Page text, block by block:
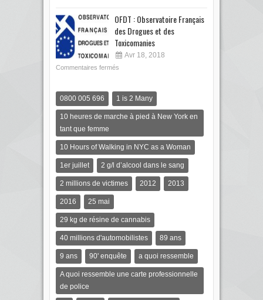
OFDT : Observatoire Français
des Drogues et des
Toxicomanies
Avr 18, 2018
Commentaires fermés
0800 005 696 1 is 2 Many
10 heures de marche à pied à New York en
tant que femme
10 Hours of Walking in NYC as a Woman
1er juillet 2 g/l d’alcool dans le sang
2 millions de victimes 2012 2013
2016 25 mai
29 kg de résine de cannabis
40 millions d'automobilistes 89 ans
9 ans 90' enquête a quoi ressemble
A quoi ressemble une carte professionnelle
de police